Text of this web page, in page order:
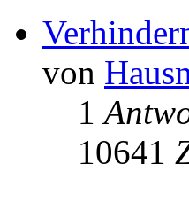
von
1
10641